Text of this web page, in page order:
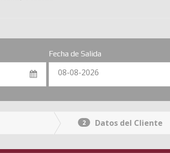
Fecha de Salida
08-08-2026
2 Datos del Cliente